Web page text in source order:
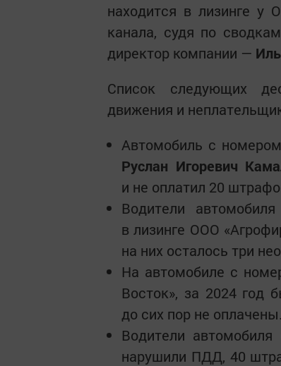
находится в лизинге
канала, судя по
директор компании —
Список следующих
движения и
Автомобиль с номером
Руслан Игоревич
и не оплатил 20
Водители
в лизинге ООО
на них осталось три
На автомобиле с
Восток», за 2024
до сих пор не оплачены.
Водители
нарушили ПДД, 40